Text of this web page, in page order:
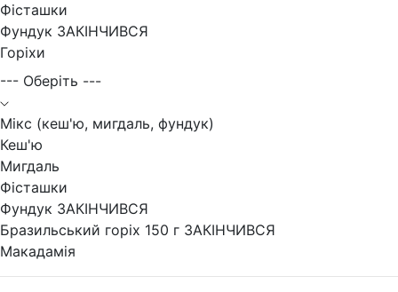
Фісташки
Фундук ЗАКІНЧИВСЯ
Горіхи
--- Оберіть ---
Мікс (кеш'ю, мигдаль, фундук)
Кеш'ю
Мигдаль
Фісташки
Фундук ЗАКІНЧИВСЯ
Бразильський горіх 150 г ЗАКІНЧИВСЯ
Макадамія